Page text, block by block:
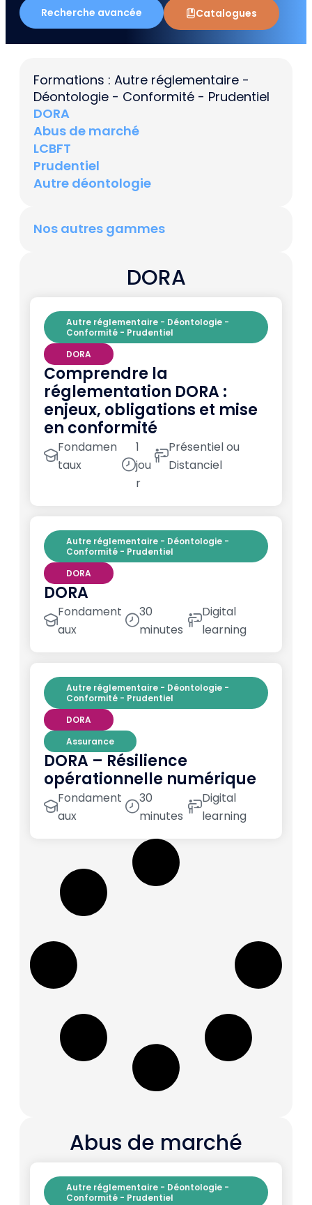
Recherche avancée Catalogues
Formations : Autre réglementaire -
Déontologie - Conformité - Prudentiel
DORA
Abus de marché
LCBFT
Prudentiel
Autre déontologie
Nos autres gammes
DORA
Autre réglementaire - Déontologie -
Conformité - Prudentiel
DORA
Comprendre la
réglementation DORA :
enjeux, obligations et mise
en conformité
Fondamen
taux
1
jou
r
Présentiel ou
Distanciel
Autre réglementaire - Déontologie -
Conformité - Prudentiel
DORA
DORA
Fondament
aux
30
minutes
Digital
learning
Autre réglementaire - Déontologie -
Conformité - Prudentiel
DORA
Assurance
DORA – Résilience
opérationnelle numérique
Fondament
aux
30
minutes
Digital
learning
Abus de marché
Autre réglementaire - Déontologie -
Conformité - Prudentiel